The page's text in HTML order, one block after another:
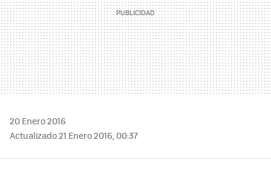
20 Enero 2016
Actualizado 21 Enero 2016, 00:37